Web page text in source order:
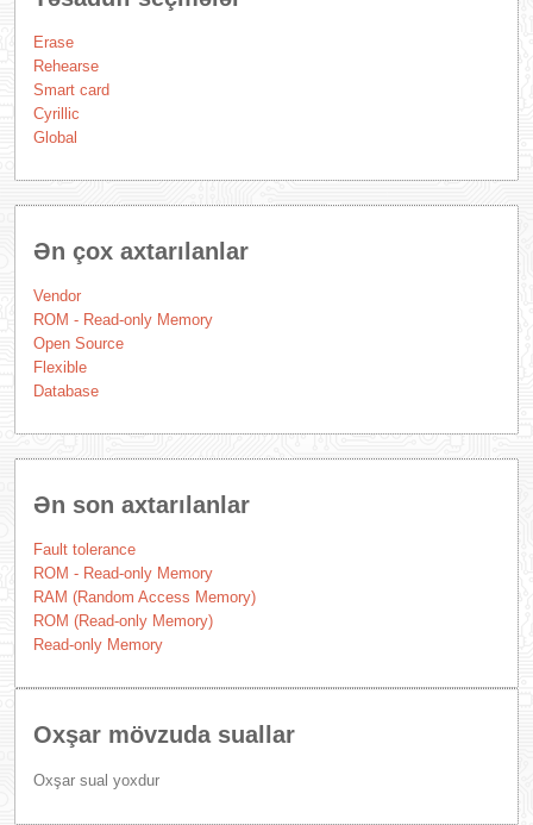
Erase
Rehearse
Smart card
Cyrillic
Global
Ən çox axtarılanlar
Vendor
ROM - Read-only Memory
Open Source
Flexible
Database
Ən son axtarılanlar
Fault tolerance
ROM - Read-only Memory
RAM (Random Access Memory)
ROM (Read-only Memory)
Read-only Memory
Oxşar mövzuda suallar
Oxşar sual yoxdur